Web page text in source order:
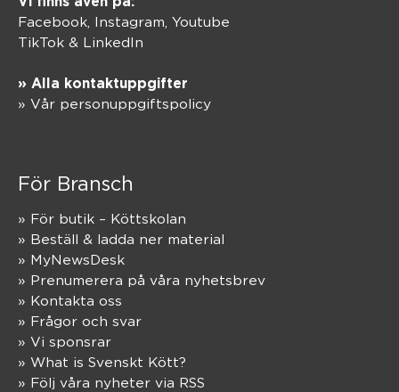
Facebook, Instagram Youtube
TikTok & LinkedIn
» Alla kontaktuppgifter
» Vår personuppgiftspolicy
För Bransch
» För butik – Köttskolan
» Beställ & ladda ner material
» MyNewsDesk
» Prenumerera på våra nyhetsbrev
» Kontakta oss
» Frågor och svar
» Vi sponsrar
» What is Svenskt Kött?
» Följ våra nyheter via RSS